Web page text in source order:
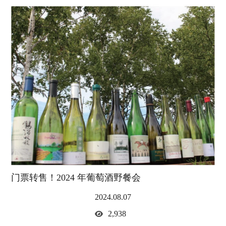
门票转售！2024 年葡萄酒野餐会
2024.08.07
2,938